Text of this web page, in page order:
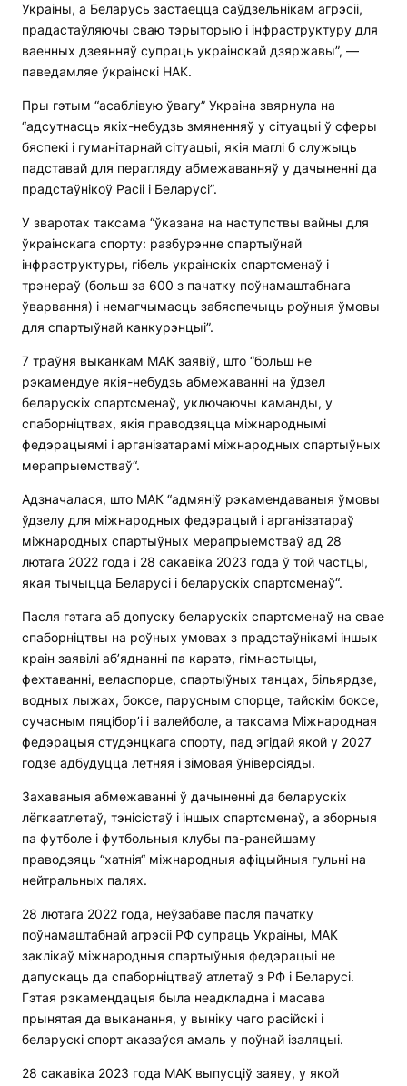
Украіны, а Беларусь застаецца саўдзельнікам агрэсіі,
прадастаўляючы сваю тэрыторыю і інфраструктуру для
ваенных дзеянняў супраць украінскай дзяржавы”, —
паведамляе ўкраінскі НАК.
Пры гэтым “асаблівую ўвагу” Украіна звярнула на
“адсутнасць якіх-небудзь змяненняў у сітуацыі ў сферы
бяспекі і гуманітарнай сітуацыі, якія маглі б служыць
падставай для перагляду абмежаванняў у дачыненні да
прадстаўнікоў Расіі і Беларусі”.
У зваротах таксама “ўказана на наступствы вайны для
ўкраінскага спорту: разбурэнне спартыўнай
інфраструктуры, гібель украінскіх спартсменаў і
трэнераў (больш за 600 з пачатку поўнамаштабнага
ўварвання) і немагчымасць забяспечыць роўныя ўмовы
для спартыўнай канкурэнцыі”.
7 траўня выканкам МАК заявіў, што “больш не
рэкамендуе якія-небудзь абмежаванні на ўдзел
беларускіх спартсменаў, уключаючы каманды, у
спаборніцтвах, якія праводзяцца міжнароднымі
федэрацыямі і арганізатарамі міжнародных спартыўных
мерапрыемстваў“.
Адзначалася, што МАК “адмяніў рэкамендаваныя ўмовы
ўдзелу для міжнародных федэрацый і арганізатараў
міжнародных спартыўных мерапрыемстваў ад 28
лютага 2022 года і 28 сакавіка 2023 года ў той частцы,
якая тычыцца Беларусі і беларускіх спартсменаў“.
Пасля гэтага аб допуску беларускіх спартсменаў на свае
спаборніцтвы на роўных умовах з прадстаўнікамі іншых
краін заявілі аб’яднанні па каратэ, гімнастыцы,
фехтаванні, веласпорце, спартыўных танцах, більярдзе,
водных лыжах, боксе, парусным спорце, тайскім боксе,
сучасным пяцібор’і і валейболе, а таксама Міжнародная
федэрацыя студэнцкага спорту, пад эгідай якой у 2027
годзе адбудуцца летняя і зімовая ўніверсіяды.
Захаваныя абмежаванні ў дачыненні да беларускіх
лёгкаатлетаў, тэнісістаў і іншых спартсменаў, а зборныя
па футболе і футбольныя клубы па-ранейшаму
праводзяць “хатнія“ міжнародныя афіцыйныя гульні на
нейтральных палях.
28 лютага 2022 года, неўзабаве пасля пачатку
поўнамаштабнай агрэсіі РФ супраць Украіны, МАК
заклікаў міжнародныя спартыўныя федэрацыі не
дапускаць да спаборніцтваў атлетаў з РФ і Беларусі.
Гэтая рэкамендацыя была неадкладна і масава
прынятая да выканання, у выніку чаго расійскі і
беларускі спорт аказаўся амаль у поўнай ізаляцыі.
28 сакавіка 2023 года МАК выпусціў заяву, у якой